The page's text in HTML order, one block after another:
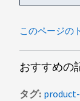
このページの
おすすめの
タグ